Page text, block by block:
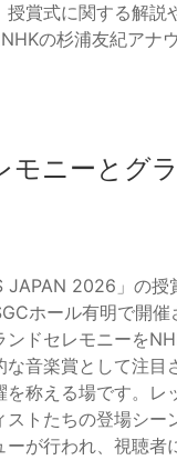
授賞式に関する解説
の杉浦友紀アナ
モニーとグ
JAPAN 2026」の授
ホール有明で開
ンドセレモニーを
な音楽賞として注目
を称える場です。レ
ストたちの登場シー
ーが行われ、視聴者